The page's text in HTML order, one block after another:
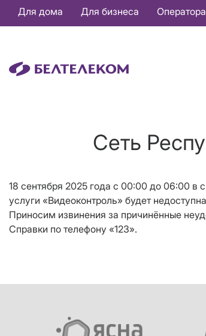
Основная
навигация
Для дома Для бизнеса
Сеть
18 сентября 2025 года c 00:00 до 06:00 в
услуги «Видеоконтроль» будет
Приносим извинения за причинённые
Справки по телефону «123».